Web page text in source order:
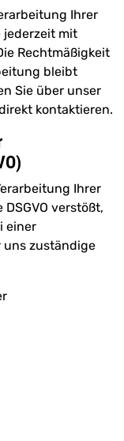
Ihrer
jederzeit mit
Rechtmäßigkeit
bleibt
Sie über unser
kontaktieren.
Ihrer
verstößt,
einer
uns zuständige